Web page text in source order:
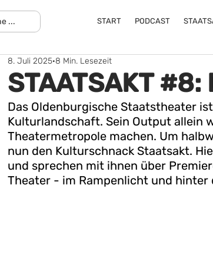
START PODCAST
STAATSAKT #8:
8. Juli 2025 8 Min. Lesezeit
Das Oldenburgische Staatstheater
Kulturlandschaft. Sein Output allein
Theatermetropole machen. Um
nun den Kulturschnack Staatsakt.
und sprechen mit ihnen über
Theater - im Rampenlicht und hinter